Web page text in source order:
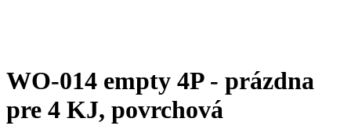
WO-014 empty 4P - prázdna
pre 4 KJ, povrchová